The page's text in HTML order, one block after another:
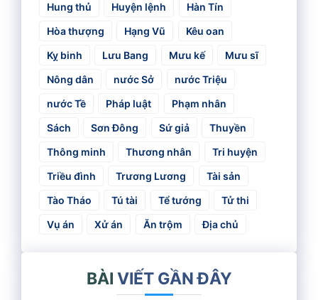
Hung thủ
Huyện lệnh
Hàn Tín
Hòa thượng
Hạng Vũ
Kêu oan
Kỵ binh
Lưu Bang Mưu kế
Mưu sĩ
Nông dân
nước Sở
nước Triệu
nước Tề
Pháp luật
Phạm nhân
Sách
Sơn Đông Sứ giả
Thuyền
Thông minh
Thương nhân
Tri huyện
Triều đình
Trương Lương
Tài sản
Tào Tháo
Tú tài Tể tướng
Tử thi
Vụ án
Xử án Ăn trộm Địa chủ
BÀI VIẾT GẦN ĐÂY